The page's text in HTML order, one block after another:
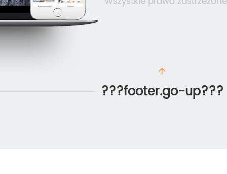
???footer.go-up???